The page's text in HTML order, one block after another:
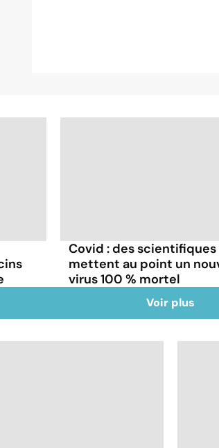
Covid : des
mettent au point un
virus 100 % mortel
Voir plus